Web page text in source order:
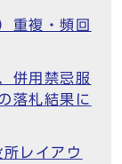
重複・頻回
併用禁忌服
落札結果に
レイアウ